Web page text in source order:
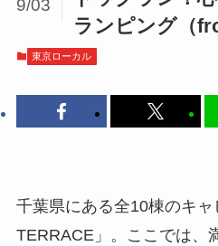
ランピング（
9/03
東京ローカル
千葉県にある全10棟のキャ
TERRACE」。ここでは、